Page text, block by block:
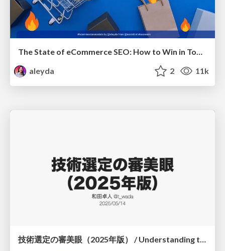
The State of eCommerce SEO: How to Win in Today's Products SERPs - #SEOweek
aleyda
2 11k